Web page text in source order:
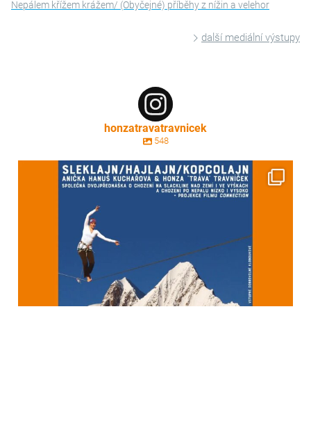
Nepálem křížem krážem/ (Obyčejné) příběhy z nížin a velehor
další mediální výstupy
honzatravatravnicek
548
honzatravatravnicek